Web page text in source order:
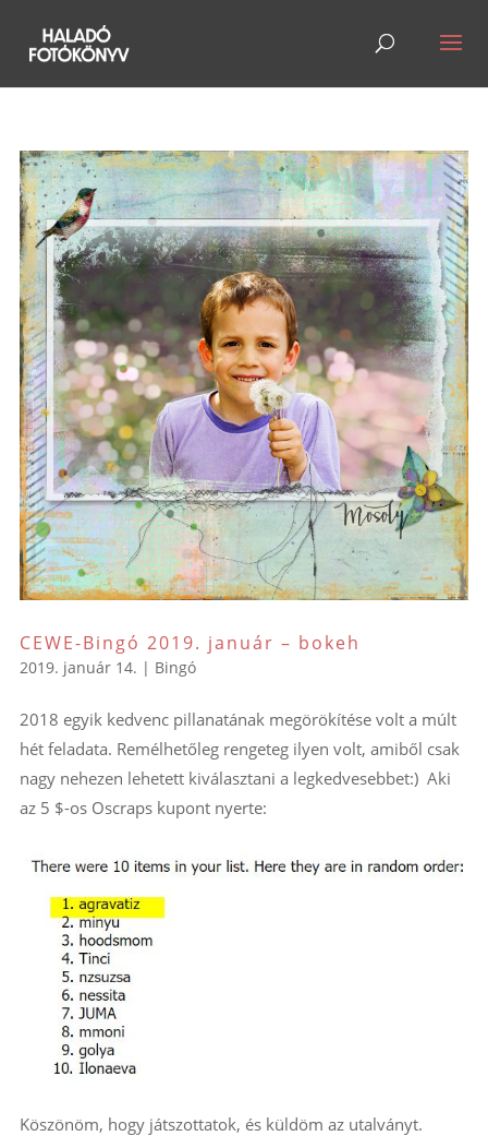
CEWE-Bingó 2019. január – bokeh
2019. január 14. | Bingó
2018 egyik kedvenc pillanatának megörökítése volt a múlt
hét feladata. Remélhetőleg rengeteg ilyen volt, amiből csak
nagy nehezen lehetett kiválasztani a legkedvesebbet:) Aki
az 5 $-os Oscraps kupont nyerte:
Köszönöm, hogy játszottatok, és küldöm az utalványt.